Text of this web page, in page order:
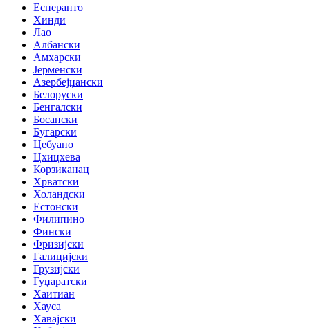
Есперанто
Хинди
Лао
Албански
Амхарски
Јерменски
Азербејџански
Белоруски
Бенгалски
Босански
Бугарски
Цебуано
Цхицхева
Корзиканац
Хрватски
Холандски
Естонски
Филипино
Фински
Фризијски
Галицијски
Грузијски
Гуџаратски
Хаитиан
Хауса
Хавајски